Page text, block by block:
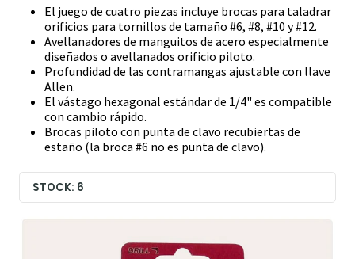
El juego de cuatro piezas incluye brocas para taladrar
orificios para tornillos de tamaño #6, #8, #10 y #12.
Avellanadores de manguitos de acero especialmente
diseñados o avellanados orificio piloto.
Profundidad de las contramangas ajustable con llave
Allen.
El vástago hexagonal estándar de 1/4" es compatible
con cambio rápido.
Brocas piloto con punta de clavo recubiertas de
estaño (la broca #6 no es punta de clavo).
STOCK: 6